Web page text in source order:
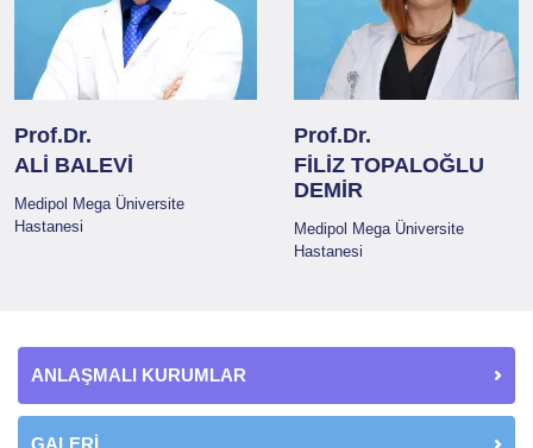
Prof.Dr.
ALİ BALEVİ
Medipol Mega Üniversite
Hastanesi
Prof.Dr.
FİLİZ TOPALOĞLU
DEMİR
Medipol Mega Üniversite
Hastanesi
ANLAŞMALI KURUMLAR